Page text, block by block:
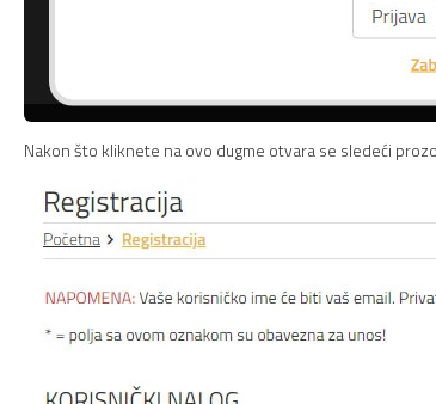
Nakon što kliknete na ovo dugme otvara se sledeći